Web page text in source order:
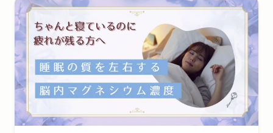
セルフケア・生活習慣の記事一覧